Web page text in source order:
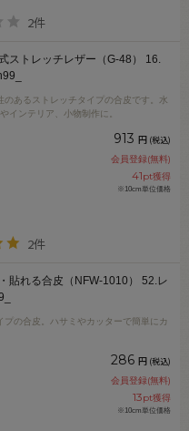
2件
ストレッチレザー（G-48） 16.
のあるストレッチタイプの合皮です。水
インテリア、小物制作に。
913 円 (税込)
会員登録(無料)
41pt獲得
※10cm単位価格
2件
貼れる合皮（NFW-1010） 52.レ
プの合皮。ハサミやカッターで簡単にカ
286 円 (税込)
会員登録(無料)
13pt獲得
※10cm単位価格